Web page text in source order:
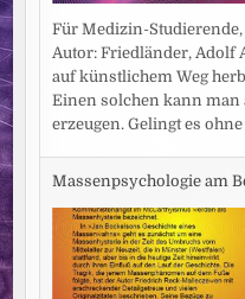
Für Medizin-
Autor: Friedländer, Adolf
auf künstlichem Weg
Einen solchen kann
erzeugen. Gelingt es
Massenpsychologie am